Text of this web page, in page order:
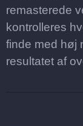
remasterede
kontrolleres
finde med høj
resultatet af